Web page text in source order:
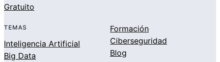
Gratuito
TEMAS
Inteligencia Artificial
Big Data
Formación
Ciberseguridad
Blog